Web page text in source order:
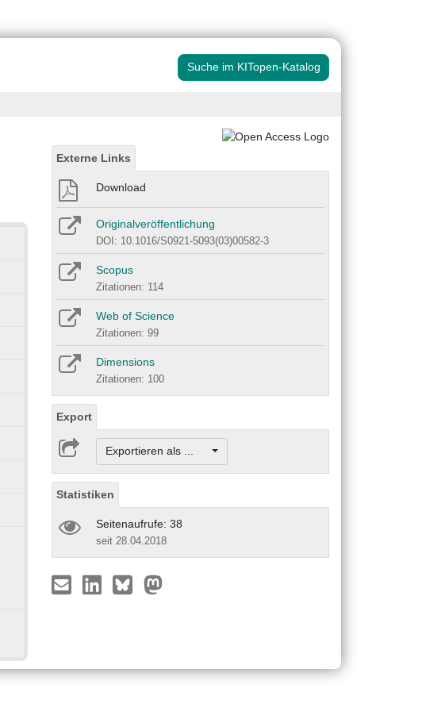
Suche im KITopen-Katalog
Externe Links
Download
Originalveröffentlichung
DOI: 10.1016/S0921-5093(03)00582-3
Scopus
Zitationen: 114
Web of Science
Zitationen: 99
Dimensions
Zitationen: 100
Export
Exportieren als ...
Statistiken
Seitenaufrufe: 38
seit 28.04.2018